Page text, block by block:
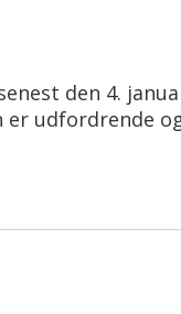
den 4.
udfordrende